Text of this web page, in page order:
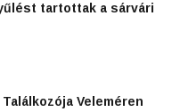
tartottak a sárvári
Veleméren